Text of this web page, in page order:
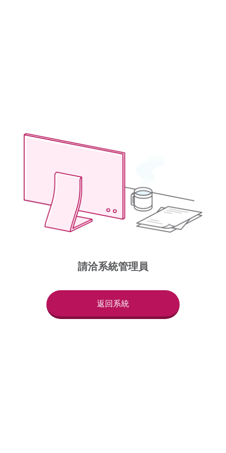
請洽系統管理員
返回系統